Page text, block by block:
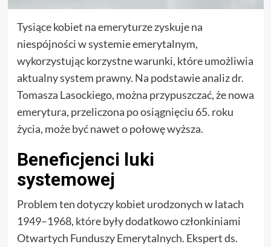
Tysiące kobiet na emeryturze zyskuje na
niespójności w systemie emerytalnym,
wykorzystując korzystne warunki, które umożliwia
aktualny system prawny. Na podstawie analiz dr.
Tomasza Lasockiego, można przypuszczać, że nowa
emerytura, przeliczona po osiągnięciu 65. roku
życia, może być nawet o połowę wyższa.
Beneficjenci luki
systemowej
Problem ten dotyczy kobiet urodzonych w latach
1949–1968, które były dodatkowo członkiniami
Otwartych Funduszy Emerytalnych. Ekspert ds.